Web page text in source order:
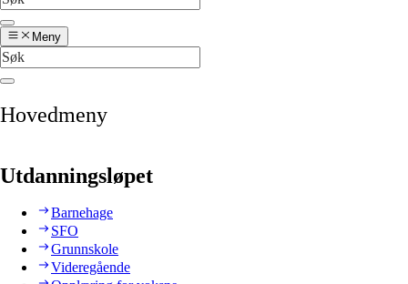
Meny
Hovedmeny
Utdanningsløpet
Barnehage
SFO
Grunnskole
Videregående